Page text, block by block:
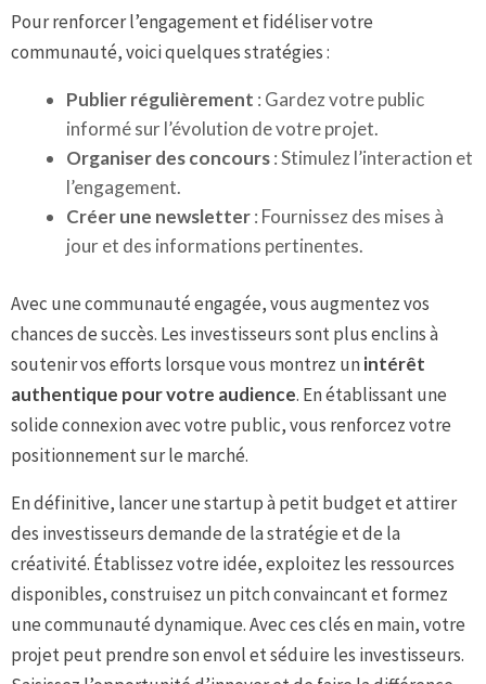
Pour renforcer l’engagement et fidéliser votre
communauté, voici quelques stratégies :
Publier régulièrement : Gardez votre public
informé sur l’évolution de votre projet.
Organiser des concours: Stimulez l’interaction et
l’engagement.
Créer une newsletter: Fournissez des mises à
jour et des informations pertinentes.
Avec une communauté engagée, vous augmentez vos
chances de succès. Les investisseurs sont plus enclins à
soutenir vos efforts lorsque vous montrez unintérêt
authentique pour votre audience. En établissant une
solide connexion avec votre public, vous renforcez votre
positionnement sur le marché.
En définitive, lancer une startup à petit budget et attirer
des investisseurs demande de la stratégie et de la
créativité. Établissez votre idée, exploitez les ressources
disponibles, construisez un pitch convaincant et formez
une communauté dynamique. Avec ces clés en main, votre
projet peut prendre son envol et séduire les investisseurs.